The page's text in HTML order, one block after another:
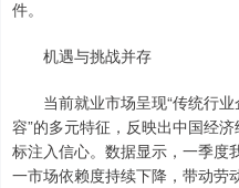
件。
机遇与挑战并存
当前就业市场呈现“传统行业
容”的多元特征，反映出中国经
标注入信心。数据显示，一季度
一市场依赖度持续下降，带动劳